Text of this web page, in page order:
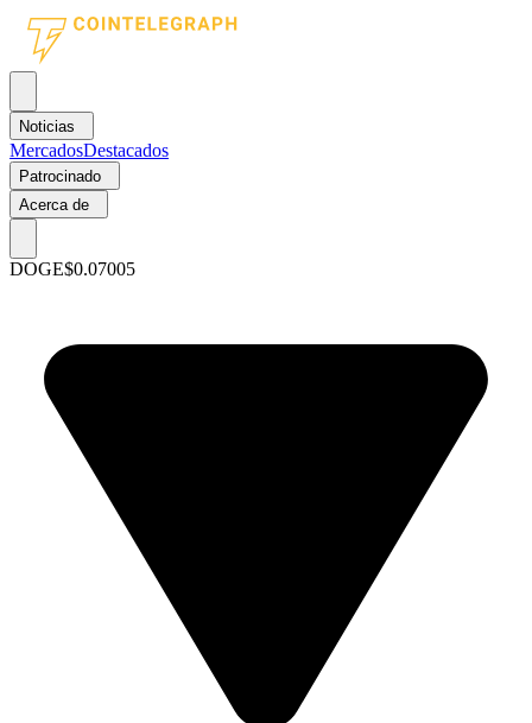
Noticias
MercadosDestacados
Patrocinado
Acerca de
DOGE$0.07005